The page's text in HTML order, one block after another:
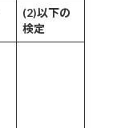
(2)以下の
検定